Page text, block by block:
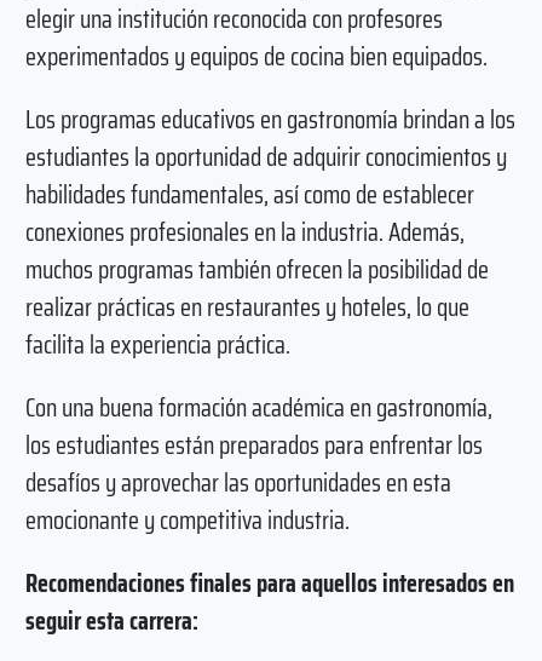
elegir una institución reconocida con profesores
experimentados y equipos de cocina bien equipados.
Los programas educativos en gastronomía brindan a los
estudiantes la oportunidad de adquirir conocimientos y
habilidades fundamentales, así como de establecer
conexiones profesionales en la industria. Además,
muchos programas también ofrecen la posibilidad de
realizar prácticas en restaurantes y hoteles, lo que
facilita la experiencia práctica.
Con una buena formación académica en gastronomía,
los estudiantes están preparados para enfrentar los
desafíos y aprovechar las oportunidades en esta
emocionante y competitiva industria.
Recomendaciones finales para aquellos interesados en
seguir esta carrera: